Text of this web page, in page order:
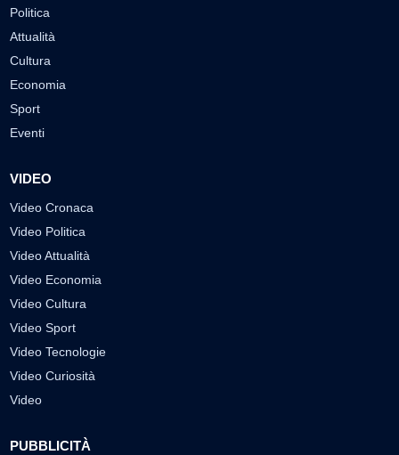
Politica
Attualità
Cultura
Economia
Sport
Eventi
VIDEO
Video Cronaca
Video Politica
Video Attualità
Video Economia
Video Cultura
Video Sport
Video Tecnologie
Video Curiosità
Video
PUBBLICITÀ